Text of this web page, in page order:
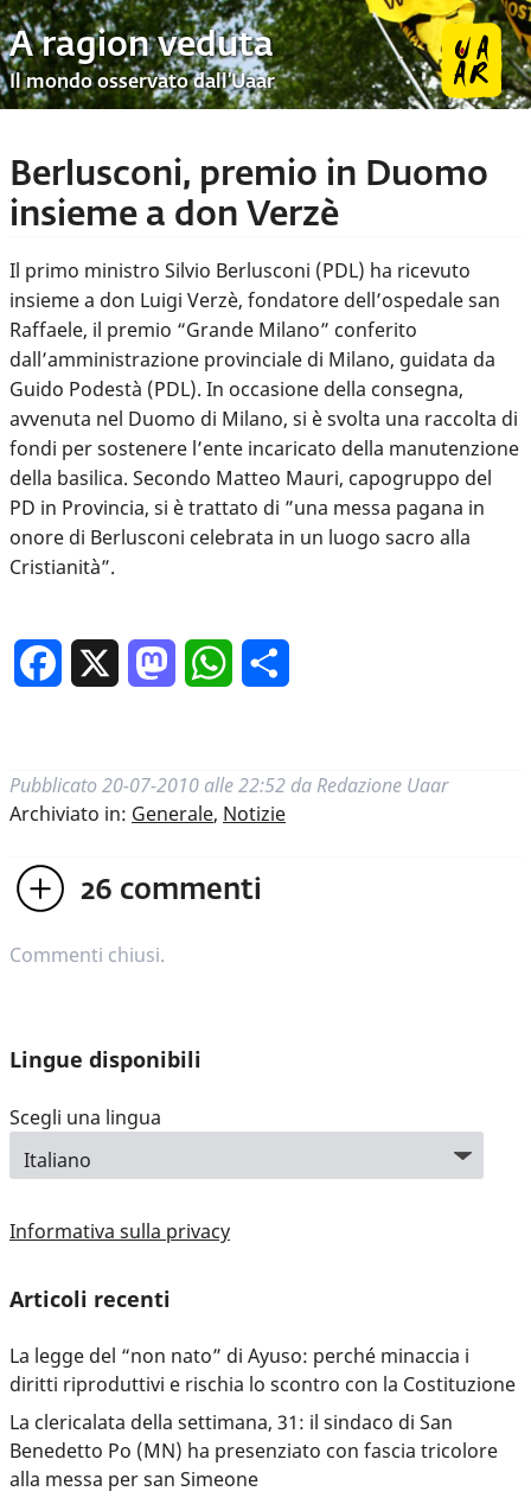
A ragion veduta
Il mondo osservato dall’Uaar
Berlusconi, premio in Duomo
insieme a don Verzè
Il primo ministro Silvio Berlusconi (PDL) ha ricevuto
insieme a don Luigi Verzè, fondatore dell’ospedale san
Raffaele, il premio “Grande Milano” conferito
dall’amministrazione provinciale di Milano, guidata da
Guido Podestà (PDL). In occasione della consegna,
avvenuta nel Duomo di Milano, si è svolta una raccolta di
fondi per sostenere l’ente incaricato della manutenzione
della basilica. Secondo Matteo Mauri, capogruppo del
PD in Provincia, si è trattato di ”una messa pagana in
onore di Berlusconi celebrata in un luogo sacro alla
Cristianità”.
Facebook MastodonWhatsApp
Pubblicato 20-07-2010 alle 22:52 da Redazione Uaar
Archiviato in: Generale, Notizie
26 commenti
Commenti chiusi.
Lingue disponibili
Scegli una lingua
Informativa sulla privacy
Articoli recenti
La legge del “non nato” di Ayuso: perché minaccia i
diritti riproduttivi e rischia lo scontro con la Costituzione
La clericalata della settimana, 31: il sindaco di San
Benedetto Po (MN) ha presenziato con fascia tricolore
alla messa per san Simeone